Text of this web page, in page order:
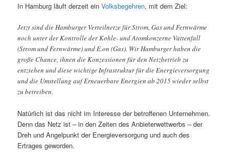
In Hamburg läuft derzeit einVolksbegehren, mit dem Ziel:
Jetzt sind die Hamburger Verteilnetze für Strom, Gas und Fernwärme
noch unter der Kontrolle der Kohle- und Atomkonzerne Vattenfall
(Strom und Fernwärme) und E.on (Gas). Wir Hamburger haben die
große Chance, ihnen die Konzessionen für den Netzbetrieb zu
entziehen und diese wichtige Infrastruktur für die Energieversorgung
und die Umstellung auf Erneuerbare Energien ab 2015 wieder selbst
zu betreiben.
Natürlich ist das nicht im Interesse der betroffenen Unternehmen.
Denn das Netz ist – in den Zeiten des Anbieterwettwerbs – der
Dreh und Angelpunkt der Energieversorgung und auch des
Ertrages geworden.